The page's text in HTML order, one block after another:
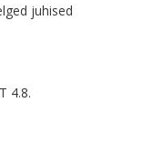
juhised
T 4.8.